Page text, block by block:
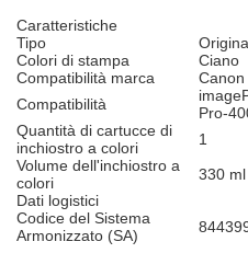
Caratteristiche
Tipo
Colori di stampa
Ciano
Compatibilità marca
Canon
Compatibilità
Pro-
Quantità di cartucce di
inchiostro a colori
1
Volume dell'inchiostro a
colori
330 ml
Dati logistici
Codice del Sistema
Armonizzato (SA)